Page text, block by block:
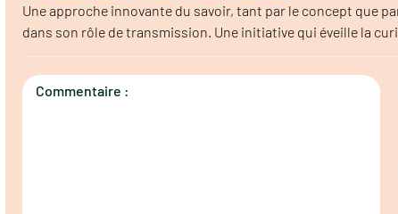
Une approche innovante du savoir, tant par le concept que
dans son rôle de transmission. Une initiative qui éveille la
Commentaire :